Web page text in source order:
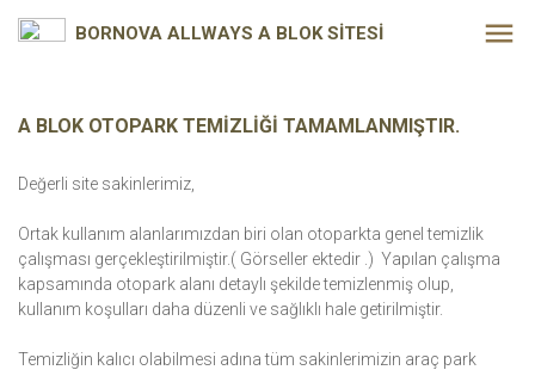
BORNOVA ALLWAYS A BLOK SİTESİ
A BLOK OTOPARK TEMİZLİĞİ TAMAMLANMIŞTIR.
Değerli site sakinlerimiz,
Ortak kullanım alanlarımızdan biri olan otoparkta genel temizlik
çalışması gerçekleştirilmiştir.( Görseller ektedir .) Yapılan çalışma
kapsamında otopark alanı detaylı şekilde temizlenmiş olup,
kullanım koşulları daha düzenli ve sağlıklı hale getirilmiştir.
Temizliğin kalıcı olabilmesi adına tüm sakinlerimizin araç park